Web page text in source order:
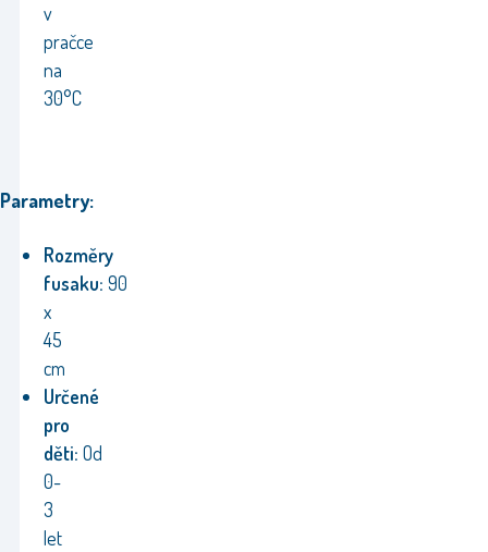
v
pračce
na
30°C
Parametry:
Rozměry
fusaku: 90
x
45
cm
Určené
pro
děti: Od
0-
3
let